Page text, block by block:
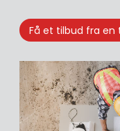
Få et tilbud fra en